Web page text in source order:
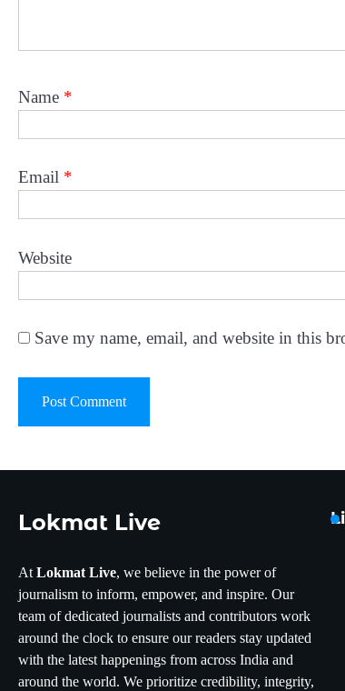
Name *
Email *
Website
Save my name, email, and website in this
Lokmat Live
AtLokmat Live, we believe in the power of
journalism to inform, empower, and inspire. Our
team of dedicated journalists and contributors work
around the clock to ensure our readers stay updated
with the latest happenings from across India and
around the world. We prioritize credibility, integrity,